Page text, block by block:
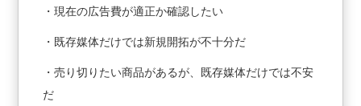
・現在の広告費が適正か確認したい
・既存媒体だけでは新規開拓が不十分だ
・売り切りたい商品があるが、既存媒体だけでは不安
だ